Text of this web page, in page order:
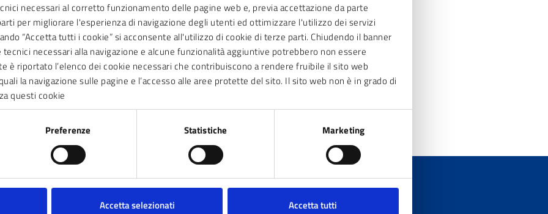
necessari al corretto funzionamento delle pagine web e, previa accettazione da parte
per migliorare l'esperienza di navigazione degli utenti ed ottimizzare l'utilizzo dei servizi
“Accetta tutti i cookie” si acconsente all'utilizzo di cookie di terze parti. Chiudendo il banner
necessari alla navigazione e alcune funzionalità aggiuntive potrebbero non essere
è riportato l’elenco dei cookie necessari che contribuiscono a rendere fruibile il sito web
la navigazione sulle pagine e l’accesso alle aree protette del sito. Il sito web non è in grado di
questi cookie
Preferenze Statistiche Marketing
Accetta selezionati Accetta tutti
informazioni
08/2025 10:46